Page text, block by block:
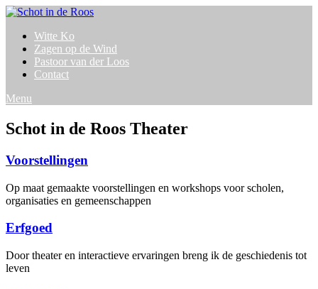
Witte Ko
Zagen op de Wind
Pastoor van der Loos
Contact
Menu
Schot in de Roos Theater
Voorstellingen
Op maat gemaakte voorstellingen en workshops voor scholen,
organisaties en gemeenschappen
Erfgoed
Door theater en interactieve ervaringen breng ik de geschiedenis tot
leven